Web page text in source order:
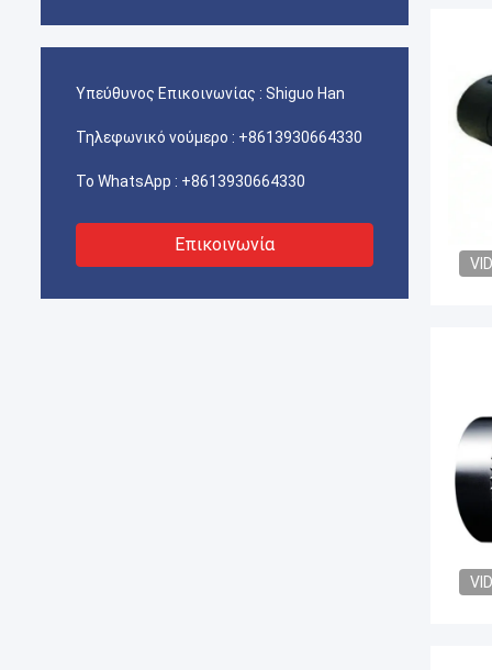
Υπεύθυνος Επικοινωνίας : Shiguo Han
Τηλεφωνικό νούμερο : +8613930664330
Το WhatsApp : +8613930664330
Επικοινωνία